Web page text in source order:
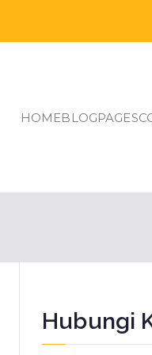
HOMEBLOGPAGES
Hubungi